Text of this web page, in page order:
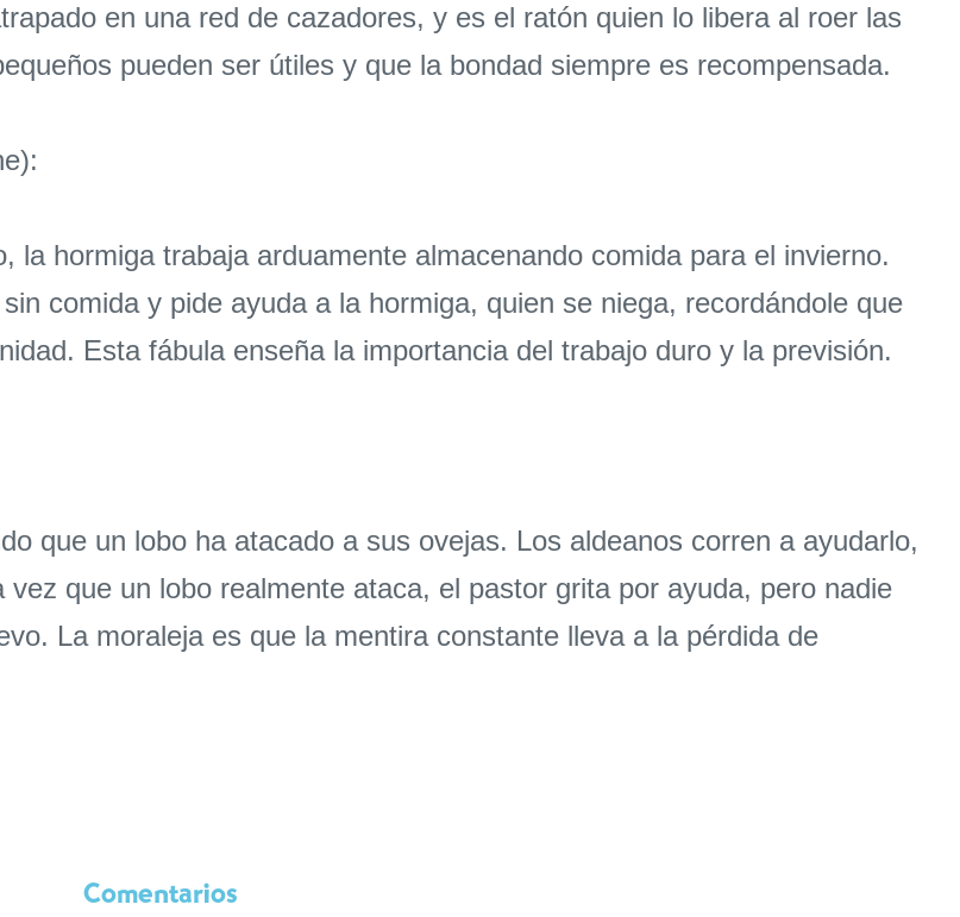
en una red de cazadores, y es el ratón quien lo libera al roer las
pueden ser útiles y que la bondad siempre es recompensada.
hormiga trabaja arduamente almacenando comida para el invierno.
comida y pide ayuda a la hormiga, quien se niega, recordándole que
Esta fábula enseña la importancia del trabajo duro y la previsión.
que un lobo ha atacado a sus ovejas. Los aldeanos corren a ayudarlo,
que un lobo realmente ataca, el pastor grita por ayuda, pero nadie
La moraleja es que la mentira constante lleva a la pérdida de
Comentarios